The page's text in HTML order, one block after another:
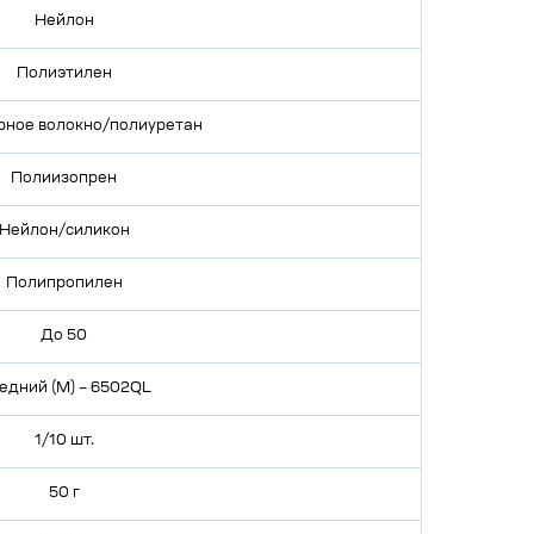
Нейлон
Полиэтилен
волокно/полиуретан
Полиизопрен
Нейлон/силикон
Полипропилен
До 50
(M) – 6502QL
1/10 шт.
50 г